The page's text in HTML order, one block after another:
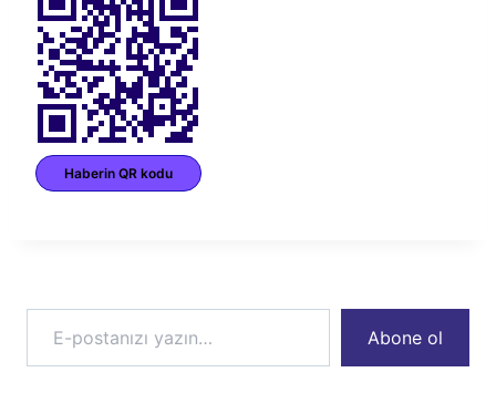
Haberin QR kodu
E-postanızı yazın…
Abone ol